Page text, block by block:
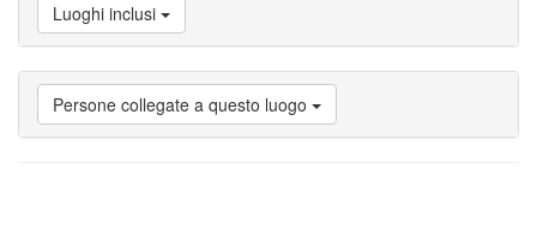
Luoghi inclusi
Persone collegate a questo luogo